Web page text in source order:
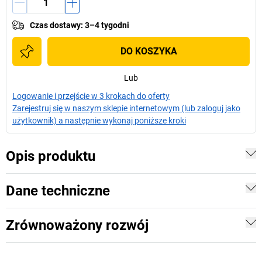
Czas dostawy: 3–4 tygodni
DO KOSZYKA
Lub
Logowanie i przejście w 3 krokach do oferty
Zarejestruj się w naszym sklepie internetowym (lub zaloguj jako
użytkownik) a następnie wykonaj poniższe kroki
Opis produktu
Dane techniczne
Zrównoważony rozwój